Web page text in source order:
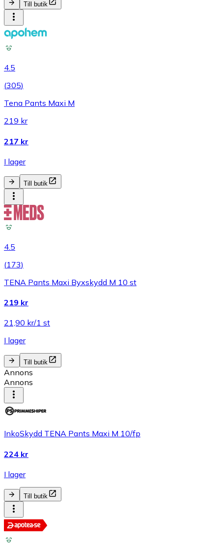
Till butik
4.5
(305)
Tena Pants Maxi M
219 kr
217 kr
I lager
Till butik
4.5
(173)
TENA Pants Maxi Byxskydd M 10 st
219 kr
21,90 kr/1 st
I lager
Till butik
Annons
Annons
InkoSkydd TENA Pants Maxi M 10/fp
224 kr
I lager
Till butik